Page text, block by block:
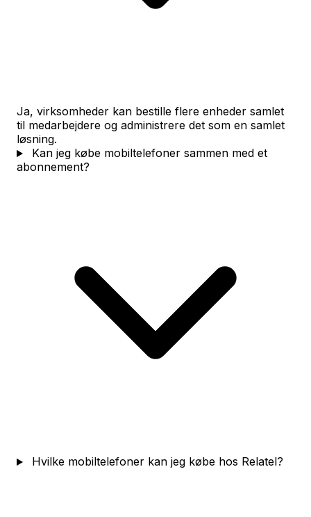
Ja, virksomheder kan bestille flere enheder samlet
til medarbejdere og administrere det som en samlet
løsning.
Kan jeg købe mobiltelefoner sammen med et
abonnement?
Hvilke mobiltelefoner kan jeg købe hos Relatel?